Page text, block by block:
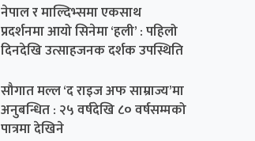
नेपाल र माल्दिभ्समा एकसाथ
प्रदर्शनमा आयो सिनेमा ‘हली’ : पहिलो
दिनदेखि उत्साहजनक दर्शक उपस्थिति
सौगात मल्ल ‘द राइज अफ साम्राज्य’मा
अनुबन्धित : २५ वर्षदेखि ८० वर्षसम्मको
पात्रमा देखिने